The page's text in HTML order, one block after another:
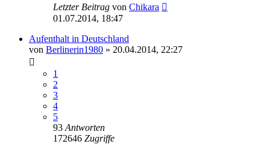
Letzter Beitrag von Chikara
01.07.2014, 18:47
Aufenthalt in Deutschland
von Berlinerin1980 » 20.04.2014, 22:27
1
2
3
4
5
93 Antworten
172646 Zugriffe